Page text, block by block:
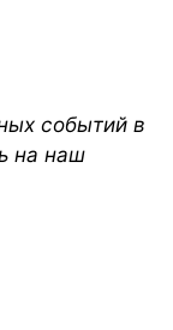
событий в
на наш